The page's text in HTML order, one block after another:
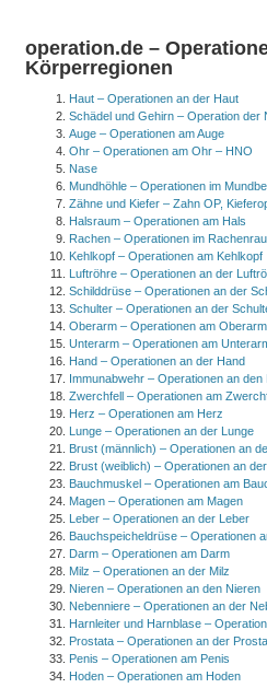
operation.de –
Körperregionen
Haut – Operationen an der Haut
Schädel und Gehirn – Operation der
Auge – Operationen am Auge
Ohr – Operationen am Ohr – HNO
Nase
Mundhöhle – Operationen im
Zähne und Kiefer – Zahn OP,
Halsraum – Operationen am Hals
Rachen – Operationen im
Kehlkopf – Operationen am Kehlkopf
Luftröhre – Operationen an der
Schilddrüse – Operationen an der
Schulter – Operationen an der
Oberarm – Operationen am Oberarm
Unterarm – Operationen am
Hand – Operationen an der Hand
Immunabwehr – Operationen an den
Zwerchfell – Operationen am
Herz – Operationen am Herz
Lunge – Operationen an der Lunge
Brust (männlich) – Operationen an
Brust (weiblich) – Operationen an
Bauchmuskel – Operationen am
Magen – Operationen am Magen
Leber – Operationen an der Leber
Bauchspeicheldrüse – Operationen
Darm – Operationen am Darm
Milz – Operationen an der Milz
Nieren – Operationen an den Nieren
Nebenniere – Operationen an der
Harnleiter und Harnblase –
Prostata – Operationen an der
Penis – Operationen am Penis
Hoden – Operationen am Hoden